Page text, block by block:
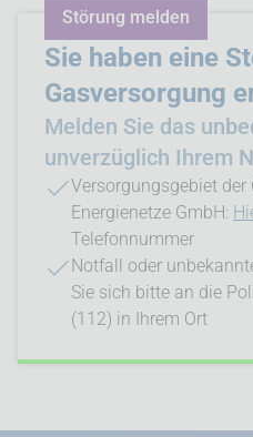
Störung melden
Sie haben eine
Gasversorgung
Melden Sie das
unverzüglich Ihrem
Versorgungsgebiet der
Energienetze GmbH:
Telefonnummer
Notfall oder
Sie sich bitte an die
(112) in Ihrem Ort